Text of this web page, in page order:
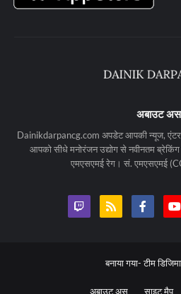
अबाउट अस
Dainikdarpancg.com अपडेट आपकी न्यूज,
आपको सीधे मनोरंजन उद्योग से नवीनतम
एमएसएमई रेग। सं. एमएसएमई
बनाया गया-टीम
अबाउट अस साइट मैप